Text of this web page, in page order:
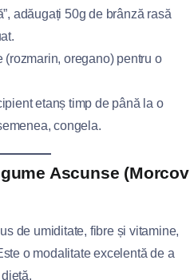
adăugați 50g de brânză rasă
(rozmarin, oregano) pentru o
etanș timp de până la o
congela.
Ascunse (Morcov
de umiditate, fibre și vitamine,
o modalitate excelentă de a